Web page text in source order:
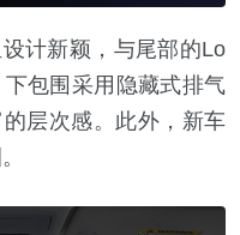
计新颖，与尾部的Lo
包围采用隐藏式排气
层次感。此外，新车